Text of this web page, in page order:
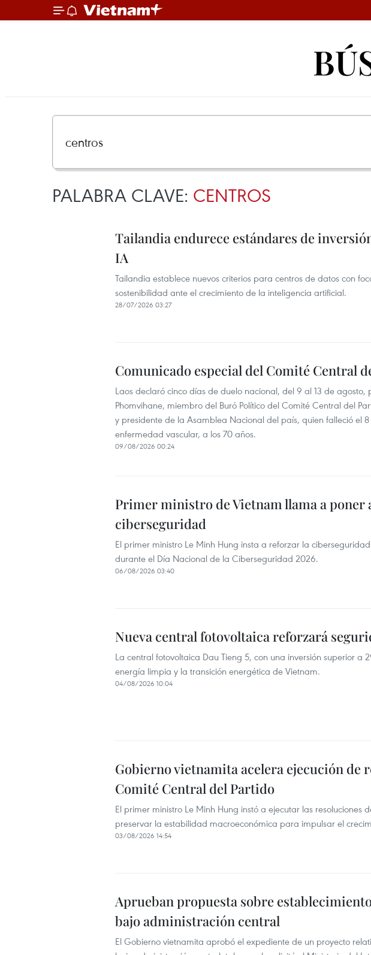
PALABRA CLAVE: CENTROS
Tailandia endurece estándares de
IA
Tailandia establece nuevos criterios para centros de datos con
sostenibilidad ante el crecimiento de la inteligencia artificial.
28/07/2026 03:27
Comunicado especial del Comité Central
Laos declaró cinco días de duelo nacional, del 9 al 13 de
Phomvihane, miembro del Buró Político del Comité Central del
y presidente de la Asamblea Nacional del país, quien falleció el
enfermedad vascular, a los 70 años.
09/08/2026 00:24
Primer ministro de Vietnam llama a poner
ciberseguridad
El primer ministro Le Minh Hung insta a reforzar la
durante el Día Nacional de la Ciberseguridad 2026.
06/08/2026 03:40
Nueva central fotovoltaica reforzará
La central fotovoltaica Dau Tieng 5, con una inversión superior a
energía limpia y la transición energética de Vietnam.
04/08/2026 10:04
Gobierno vietnamita acelera ejecución de
Comité Central del Partido
El primer ministro Le Minh Hung instó a ejecutar las resoluciones
preservar la estabilidad macroeconómica para impulsar el
03/08/2026 14:54
Aprueban propuesta sobre
bajo administración central
El Gobierno vietnamita aprobó el expediente de un proyecto